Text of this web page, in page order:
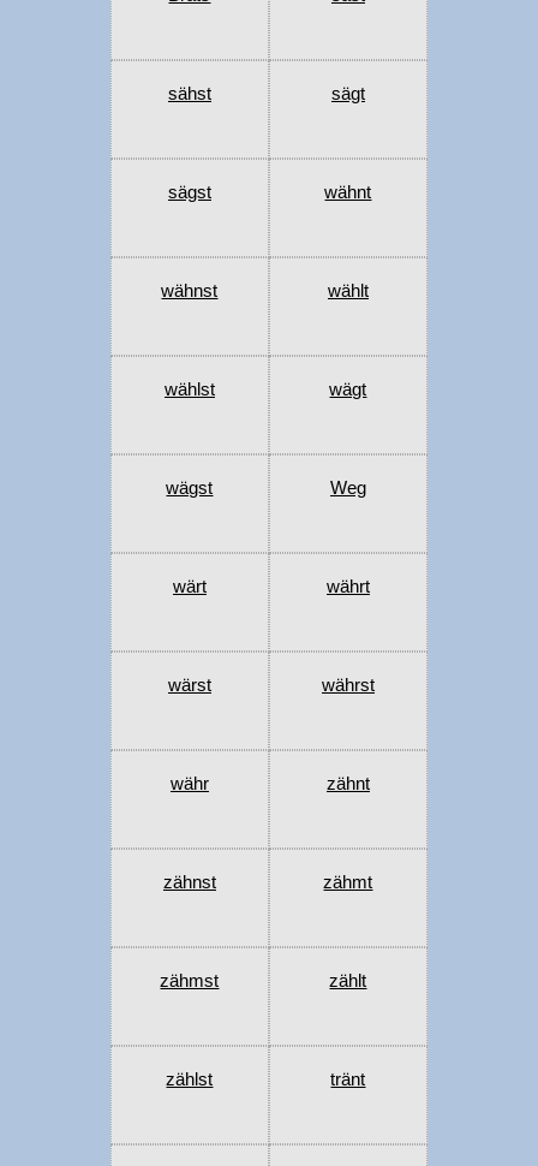
sähst sägt
sägst wähnt
wähnst wählt
wählst wägt
wägst Weg
wärt währt
wärst währst
währ zähnt
zähnst zähmt
zähmst zählt
zählst tränt